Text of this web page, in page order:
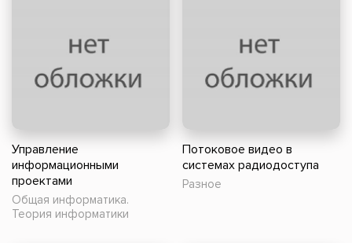
Управление
информационными
проектами
Общая информатика.
Теория информатики
Потоковое видео в
системах радиодоступа
Разное